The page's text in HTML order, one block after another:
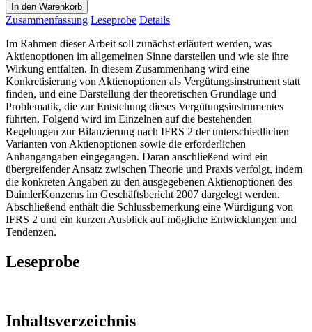
In den Warenkorb
Zusammenfassung Leseprobe Details
Im Rahmen dieser Arbeit soll zunächst erläutert werden, was
Aktienoptionen im allgemeinen Sinne darstellen und wie sie ihre
Wirkung entfalten. In diesem Zusammenhang wird eine
Konkretisierung von Aktienoptionen als Vergütungsinstrument statt
finden, und eine Darstellung der theoretischen Grundlage und
Problematik, die zur Entstehung dieses Vergütungsinstrumentes
führten. Folgend wird im Einzelnen auf die bestehenden
Regelungen zur Bilanzierung nach IFRS 2 der unterschiedlichen
Varianten von Aktienoptionen sowie die erforderlichen
Anhangangaben eingegangen. Daran anschließend wird ein
übergreifender Ansatz zwischen Theorie und Praxis verfolgt, indem
die konkreten Angaben zu den ausgegebenen Aktienoptionen des
DaimlerKonzerns im Geschäftsbericht 2007 dargelegt werden.
Abschließend enthält die Schlussbemerkung eine Würdigung von
IFRS 2 und ein kurzen Ausblick auf mögliche Entwicklungen und
Tendenzen.
Leseprobe
Inhaltsverzeichnis